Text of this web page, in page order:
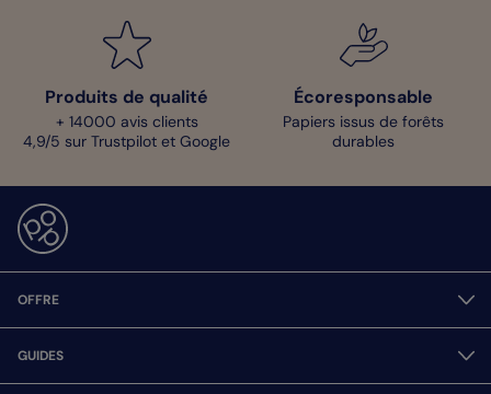
Produits de qualité
+ 14000 avis clients
4,9/5 sur Trustpilot et Google
Écoresponsable
Papiers issus de forêts
durables
OFFRE
GUIDES